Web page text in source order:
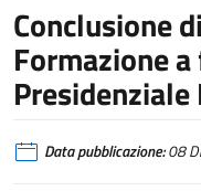
Conclusione
Formazione
Presidenziale
Data pubblicazione:08